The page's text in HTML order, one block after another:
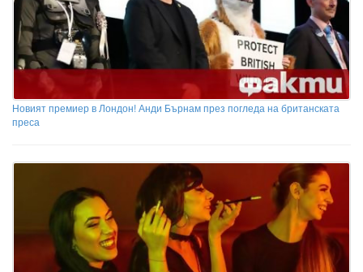
Новият премиер в Лондон! Анди Бърнам през погледа на британската
преса